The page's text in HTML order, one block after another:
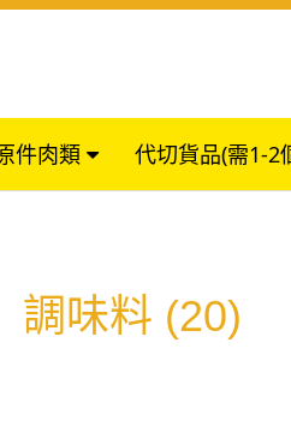
件肉類 代切貨品(需1-2
調味料 (20)